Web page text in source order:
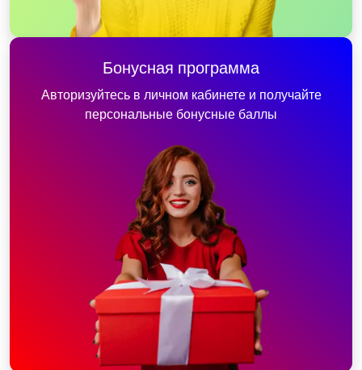
Бонусная программа
Авторизуйтесь в личном кабинете и получайте
персональные бонусные баллы